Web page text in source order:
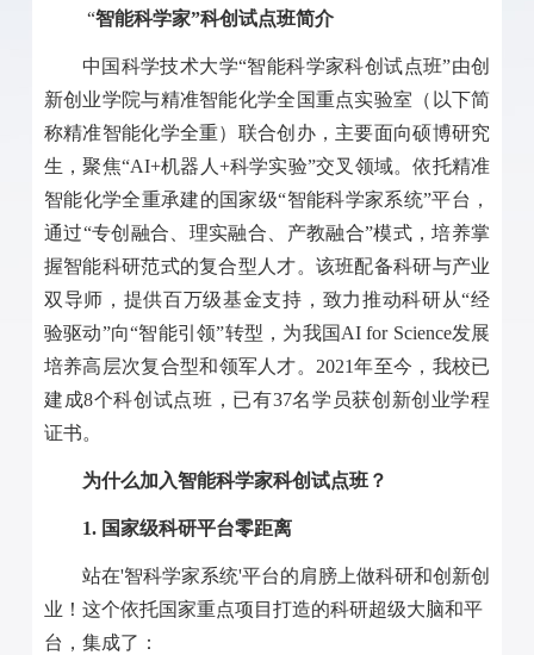
“智能科学家”科创试点班简介
中国科学技术大学“智能科学家科创试点班”由创
新创业学院与精准智能化学全国重点实验室（以下简
称精准智能化学全重）联合创办，主要面向硕博研究
生，聚焦“AI+机器人 +科学实验”交叉领域。依托精准
智能化学全重承建的国家级“智能科学家系统”平台，
通过“专创融合、理实融合、产教融合”模式，培养掌
握智能科研范式的复合型人才。该班配备科研与产业
双导师，提供百万级基金支持，致力推动科研从“经
验驱动”向“智能引领”转型，为我国 AI for Science发展
培养高层次复合型和领军人才。 2021年至今，我校已
建成8个科创试点班，已有37名学员获创新创业学程
证书。
为什么加入智能科学家科创试点班？
1. 国家级科研平台零距离
站在'智科学家系统'平台的肩膀上做科研和创新创
业！这个依托国家重点项目打造的科研超级大脑和平
台，集成了：